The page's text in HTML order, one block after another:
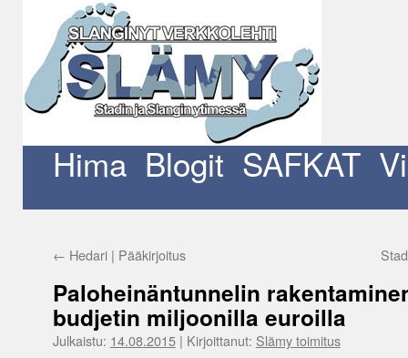
Hima Blogit SAFKAT
← Hedari | Pääkirjoitus
Paloheinäntunnelin
budjetin miljoonilla euroilla
Julkaistu: 14.08.2015| Kirjoittanut: Slämy toimitus